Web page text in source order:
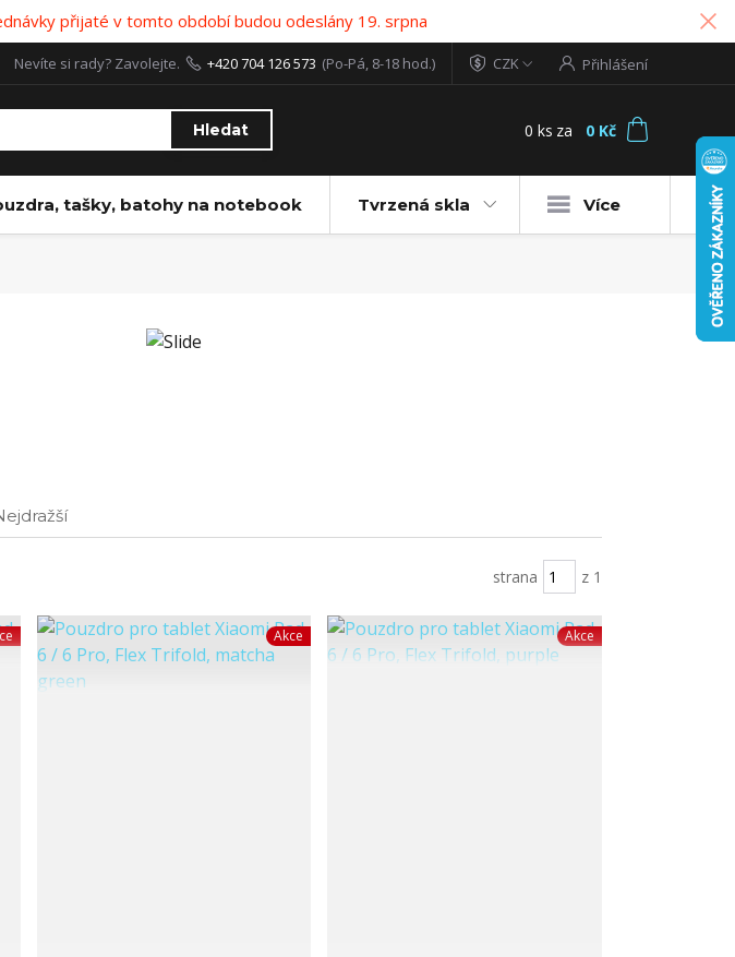
přijaté v tomto období budou odeslány 19. srpna
CZK Přihlášení
Hledat
Nevíte si rady? Zavolejte. +420 704 126 573 (Po-Pá, 8-18 hod.)
0 ks za 0 Kč
tašky, batohy na notebook Tvrzená skla Více
strana z 1
Akce Akce